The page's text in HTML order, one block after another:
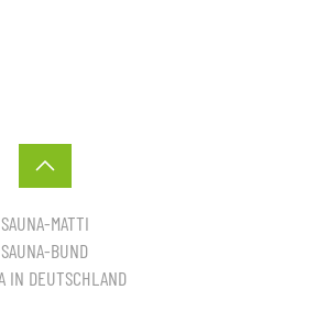
SAUNA-MATTI
SAUNA-BUND
IN DEUTSCHLAND